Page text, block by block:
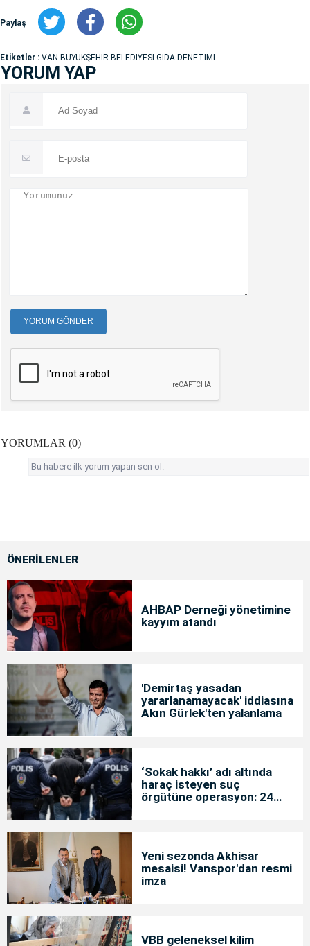
Paylaş
Etiketler : VAN BÜYÜKŞEHİR BELEDİYESİ GIDA DENETİMİ
YORUM YAP
YORUM GÖNDER
YORUMLAR (0)
Bu habere ilk yorum yapan sen ol.
ÖNERİLENLER
AHBAP Derneği yönetimine
kayyım atandı
'Demirtaş yasadan
yararlanamayacak' iddiasına
Akın Gürlek'ten yalanlama
‘Sokak hakkı’ adı altında
haraç isteyen suç
örgütüne operasyon: 24
Yeni sezonda Akhisar
mesaisi! Vanspor'dan resmi
imza
VBB geleneksel kilim